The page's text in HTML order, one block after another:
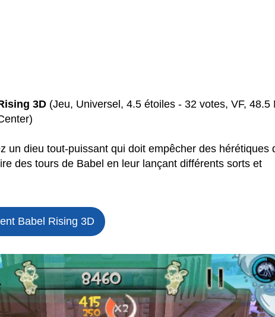
3D (Jeu, Universel, 4.5 étoiles - 32 votes, VF, 48.5
un dieu tout-puissant qui doit empêcher des hérétiques
des tours de Babel en leur lançant différents sorts et
Babel Rising 3D